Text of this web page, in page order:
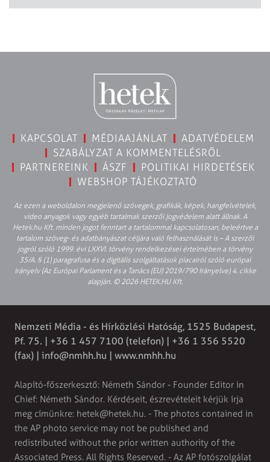
KAPCSOLAT MÉDIAAJÁNLAT
ADATVÉDELEM
SZABÁLYZAT A KOMMENTELÉSRŐL
PARTNEREINK
ÁSZF
POLITIKAI HIRDETÉSEK
WEBSHOP TÁJÉKOZTATÓ
Az ezen a weboldalon megjelenő szövegek, grafikák, képek, hangfelvételek,
video anyagok vagy egyéb tartalmak szerzői jogvédelem alatt állnak. A
Hetek.hu Kft. minden jogot fenntart a tartalommal kapcsolatosan, beleértve a
tartalom szöveg- és adatbányászat céljára való felhasználását is – A szerzői
jogról szóló 1999. évi LXXVI. törvény rendelkezései értelmében a törvény
35/A. § (1) paragrafusa és a digitális szolgáltatások piacairól szóló európai
irányelv (Az Európai Parlament és a Tanács (EU) 2019/790 Irányelve) 4. cikke
alapján. © 2026 HETEK.HU Kft.
Nemzeti Média - és Hírközlési Hatóság, 1525 Budapest,
Pf. 75. | +36 1 457 7100 (telefon) | +36 1 356 5520
(fax) | info@nmhh.hu | www.nmhh.hu
Alapító-főszerkesztő: Németh Sándor - Founder Editor in
Chief: Németh Sándor. Kérdéseit, észrevételeit kérjük írja
meg címünkre: hetek@hetek.hu. - The photos contained in
the AP photo service may not be published and
redistributed without the prior written authority of the
Associated Press. All Rights Reserved. - Az AP fotószolgálat